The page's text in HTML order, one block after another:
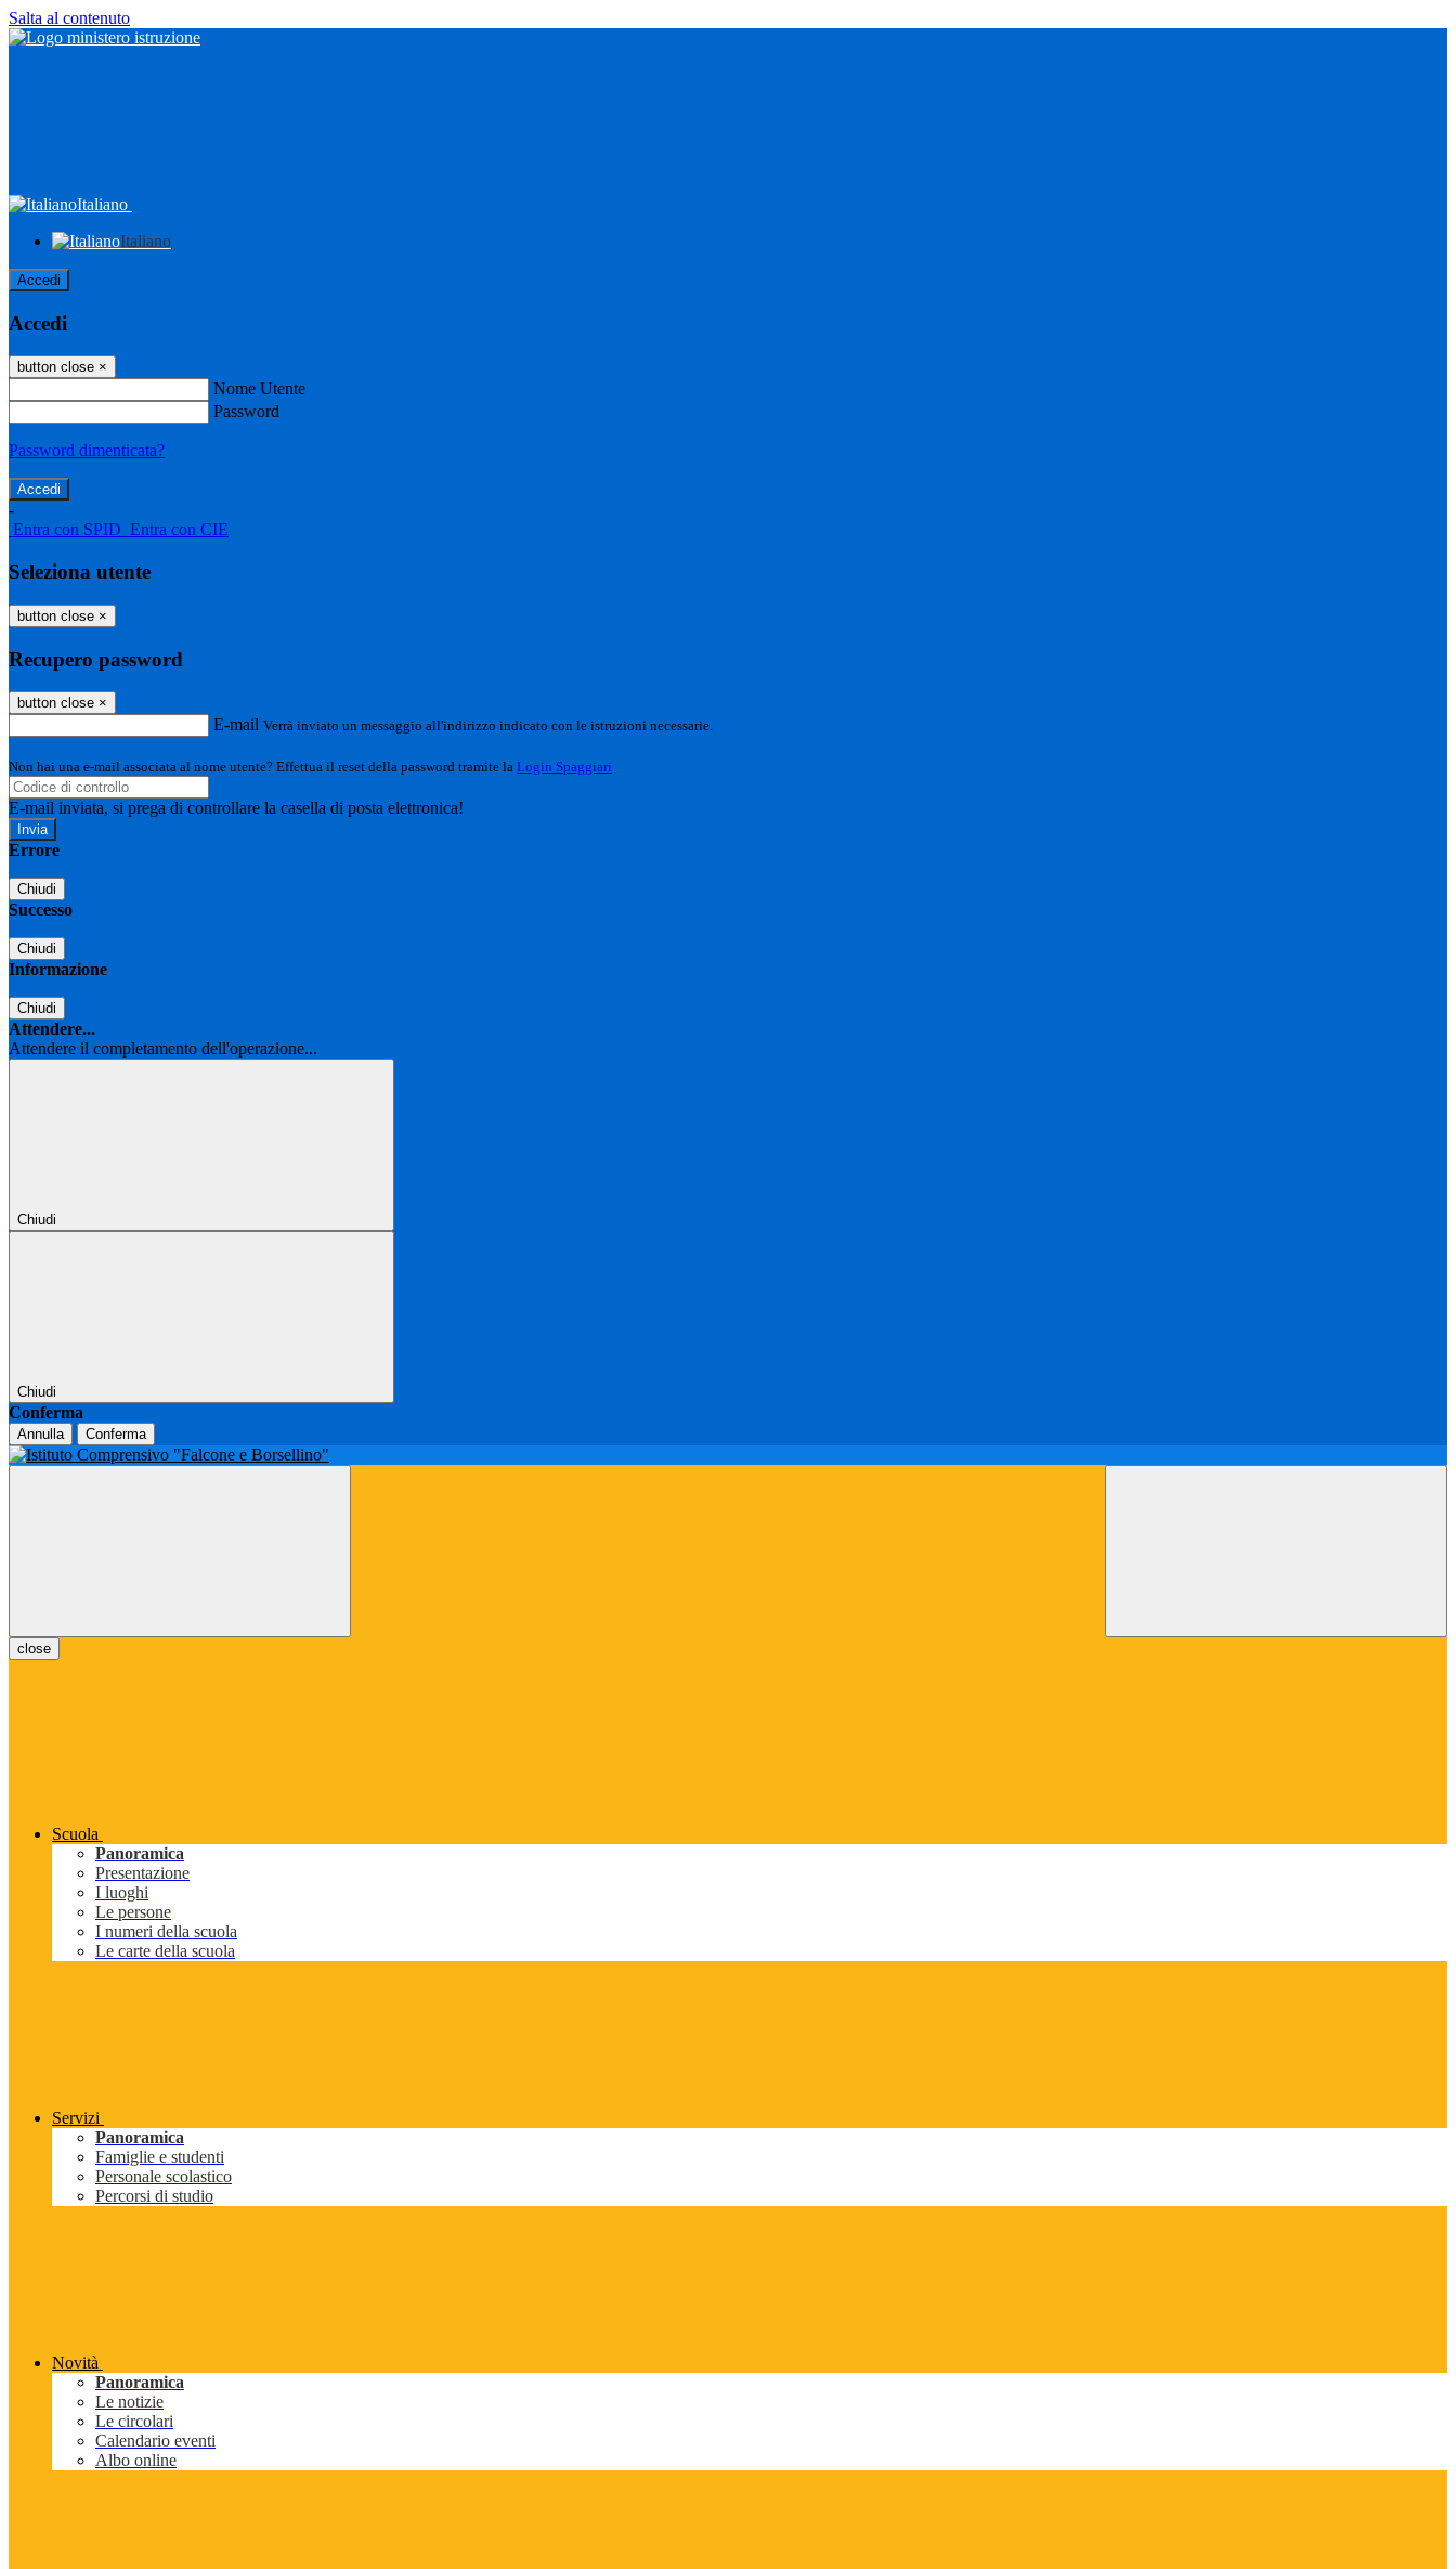
Salta al contenuto
Italiano
Italiano
Accedi
Accedi
button close ×
Nome Utente
Password
Password dimenticata?
-
Entra con SPID Entra con CIE
Seleziona utente
button close ×
Recupero password
button close ×
E-mail Verrà inviato un messaggio all'indirizzo indicato con le istruzioni necessarie.
Non hai una e-mail associata al nome utente? Effettua il reset della password tramite la Login Spaggiari
E-mail inviata, si prega di controllare la casella di posta elettronica!
Errore
Chiudi
Successo
Chiudi
Informazione
Chiudi
Attendere...
Attendere il completamento dell'operazione...
Chiudi
Chiudi
Conferma
Annulla Conferma
close
Scuola
Panoramica
Presentazione
I luoghi
Le persone
I numeri della scuola
Le carte della scuola
Servizi
Panoramica
Famiglie e studenti
Personale scolastico
Percorsi di studio
Novità
Panoramica
Le notizie
Le circolari
Calendario eventi
Albo online